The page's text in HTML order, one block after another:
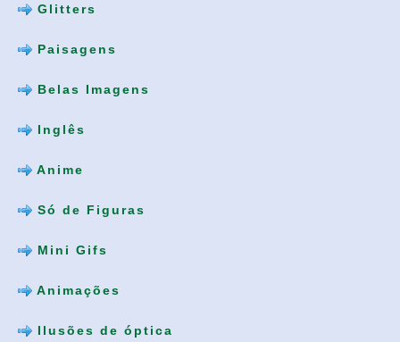
Glitters
Paisagens
Belas Imagens
Inglês
Anime
Só de Figuras
Mini Gifs
Animações
Ilusões de óptica